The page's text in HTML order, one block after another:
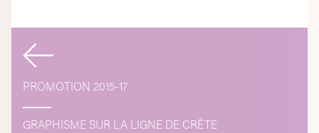
Navigation
de
l’article
PROMOTION 2015-17
GRAPHISME SUR LA LIGNE DE CRÊTE